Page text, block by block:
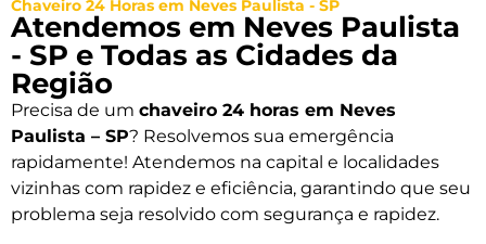
Chaveiro 24 Horas em Neves Paulista - SP
Atendemos em Neves Paulista
- SP e Todas as Cidades da
Região
Precisa de um chaveiro 24 horas em Neves
Paulista – SP? Resolvemos sua emergência
rapidamente! Atendemos na capital e localidades
vizinhas com rapidez e eficiência, garantindo que seu
problema seja resolvido com segurança e rapidez.